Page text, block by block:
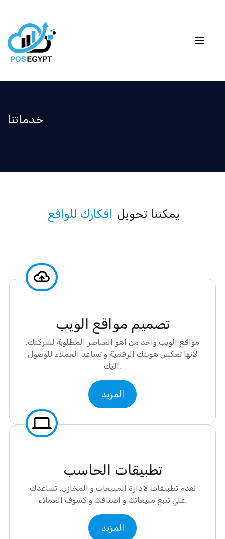
خدماتنا
يمكننا تحويل افكارك للواقع
تصميم مواقع الويب
مواقع الويب واحد من اهو العناصر المطلوبة لشركتك,
لانها تعكس هويتك الرقمية و تساعد العملاء للوصول
اليك.
المزيد
تطبيقات الحاسب
نقدم تطبيقات لادارة المبيعات و المخازن, تساعدك
علي تتبع مبيعاتك و اصنافك و كشوف العملاء.
المزيد